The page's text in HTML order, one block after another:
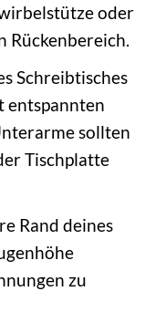
oder
Rückenbereich.
Schreibtisches
entspannten
sollten
Tischplatte
Rand deines
zu